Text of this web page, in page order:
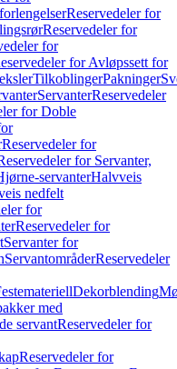
Reservedeler for
Reservedeler for
for
for Avløpssett for
TilkoblingerPakninger
ServanterReservedeler
for Doble
Reservedeler for
for Servanter,
servanterHalvveis
nedfelt
for
Reservedeler for
Servanter for
ServantområderReservedeler
Dekorblending
med
servantReservedeler for
Reservedeler for